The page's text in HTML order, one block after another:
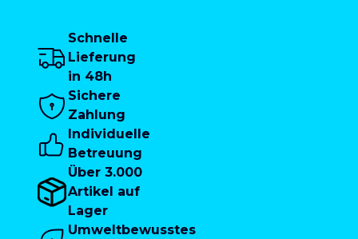
Schnelle
Lieferung
in 48h
Sichere
Zahlung
Individuelle
Betreuung
Über 3.000
Artikel auf
Lager
Umweltbewusstes